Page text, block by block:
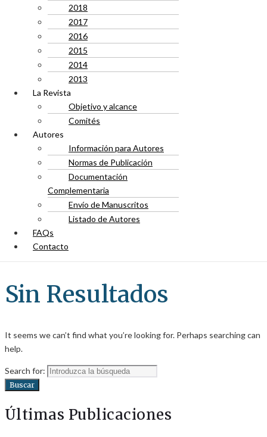
2018
2017
2016
2015
2014
2013
La Revista
Objetivo y alcance
Comités
Autores
Información para Autores
Normas de Publicación
Documentación
Complementaria
Envío de Manuscritos
Listado de Autores
FAQs
Contacto
Sin Resultados
It seems we can’t find what you’re looking for. Perhaps searching can
help.
Search for:
Buscar
Últimas Publicaciones